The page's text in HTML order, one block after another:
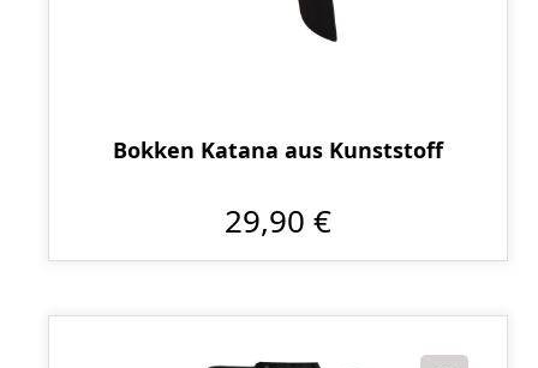
Bokken Katana aus Kunststoff
29,90 €